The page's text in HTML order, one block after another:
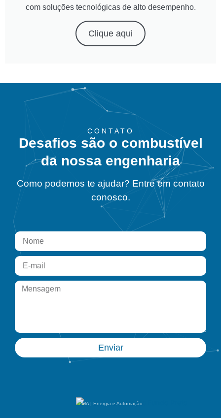
com soluções tecnológicas de alto desempenho.
Clique aqui
CONTATO
Desafios são o combustível
da nossa engenharia
Como podemos te ajudar? Entre em contato
conosco.
Enviar
PMA | Energia e Automação